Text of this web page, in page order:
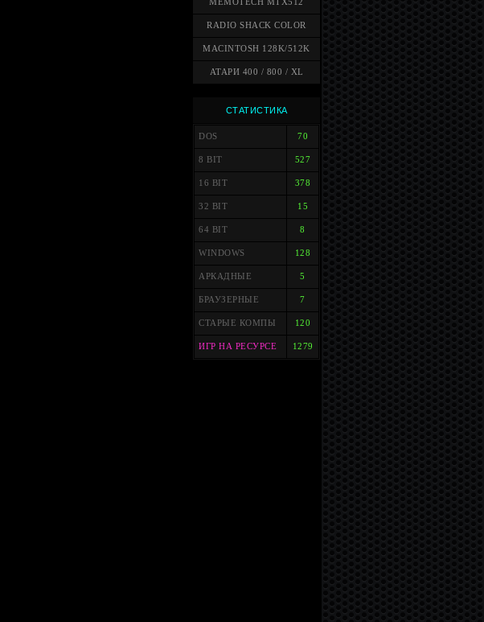
MEMOTECH MTX512
RADIO SHACK COLOR
MACINTOSH 128K/512K
АТАРИ 400 / 800 / XL
СТАТИСТИКА
DOS 70
8 BIT 527
16 BIT 378
32 BIT 15
64 BIT 8
WINDOWS 128
АРКАДНЫЕ 5
БРАУЗЕРНЫЕ 7
СТАРЫЕ КОМПЫ 120
ИГР НА РЕСУРСЕ 1279